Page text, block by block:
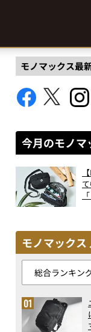
モノマックス最
今月のモノマ
モノマック